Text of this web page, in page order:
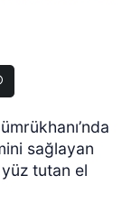
sağlayan
tutan el